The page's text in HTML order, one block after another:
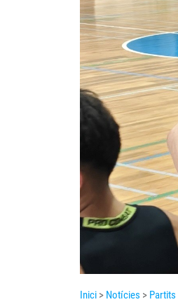
Inici > Notícies > Partits